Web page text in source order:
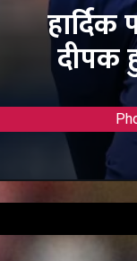
हार्दिक
दीपक